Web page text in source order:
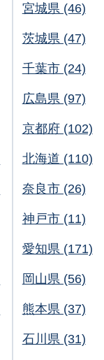
宮城県 (46)
茨城県 (47)
千葉市 (24)
広島県 (97)
京都府 (102)
北海道 (110)
奈良市 (26)
神戸市 (11)
愛知県 (171)
岡山県 (56)
熊本県 (37)
石川県 (31)